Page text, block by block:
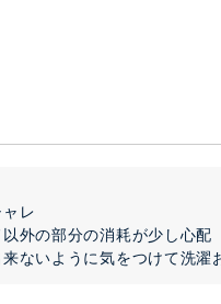
レ
外の部分の消耗が少し心配
ないように気をつけて洗濯